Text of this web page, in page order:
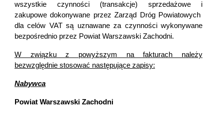
wszystkie czynności (transakcje) sprzedażowe i
zakupowe dokonywane przez Zarząd Dróg Powiatowych
dla celów VAT są uznawane za czynności wykonywane
bezpośrednio przez Powiat Warszawski Zachodni.
W związku z powyższym na fakturach należy
bezwzględnie stosować następujące zapisy:
Nabywca
Powiat Warszawski Zachodni